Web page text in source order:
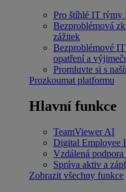
Pro štíhlé IT týmy
Bezproblémová
zážitek
Bezproblémové
opatření a
Promluvte si s
Prozkoumat platformu
Hlavní funkce
TeamViewer AI
Digital Employee
Vzdálená podpora
Správa aktiv a
Zobrazit všechny funkce